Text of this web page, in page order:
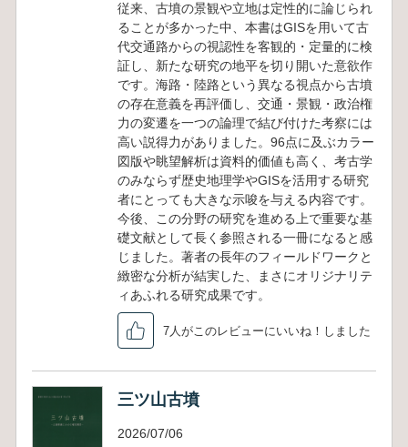
従来、古墳の景観や立地は定性的に論じられ
ることが多かった中、本書はGISを用いて古
代交通路からの視認性を客観的・定量的に検
証し、新たな研究の地平を切り開いた意欲作
です。海路・陸路という異なる視点から古墳
の存在意義を再評価し、交通・景観・政治権
力の変遷を一つの論理で結び付けた考察には
高い説得力がありました。96点に及ぶカラー
図版や眺望解析は資料的価値も高く、考古学
のみならず歴史地理学やGISを活用する研究
者にとっても大きな示唆を与える内容です。
今後、この分野の研究を進める上で重要な基
礎文献として長く参照される一冊になると感
じました。著者の長年のフィールドワークと
緻密な分析が結実した、まさにオリジナリテ
ィあふれる研究成果です。
7人がこのレビューにいいね！しました
三ツ山古墳
2026/07/06